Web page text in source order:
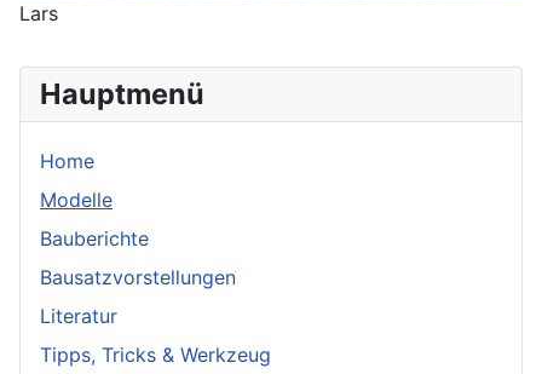
Hauptmenü
Home
Modelle
Bauberichte
Bausatzvorstellungen
Literatur
Tipps, Tricks & Werkzeug
Lars